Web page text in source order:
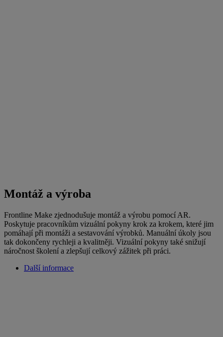
Montáž a výroba
Frontline Make zjednodušuje montáž a výrobu pomocí AR.
Poskytuje pracovníkům vizuální pokyny krok za krokem, které jim
pomáhají při montáži a sestavování výrobků. Manuální úkoly jsou
tak dokončeny rychleji a kvalitněji. Vizuální pokyny také snižují
náročnost školení a zlepšují celkový zážitek při práci.
Další informace